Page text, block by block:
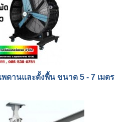
ดานและตั้งพื้น ขนาด 5 - 7 เมตร